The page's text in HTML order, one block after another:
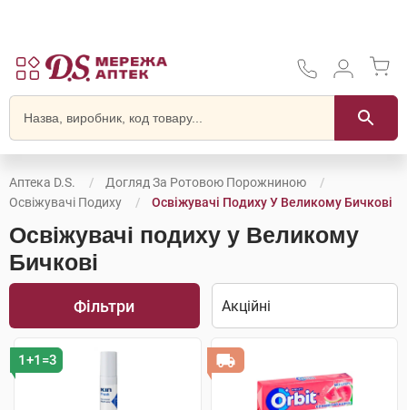
Аптека D.S.
Догляд За Ротовою Порожниною
Освіжувачі Подиху
Освіжувачі Подиху У Великому Бичкові
Освіжувачі подиху у Великому
Бичкові
Фільтри
1+1=3